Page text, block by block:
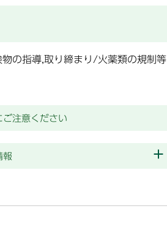
の指導,取り締まり/火薬類の規制等
ご注意ください
報